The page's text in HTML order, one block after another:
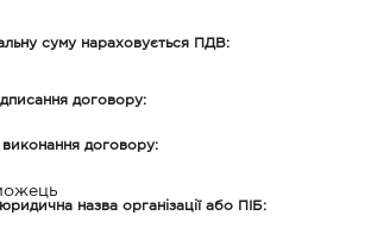
суму нараховується ПДВ:
договору:
виконання договору:
назва організації або ПІБ: